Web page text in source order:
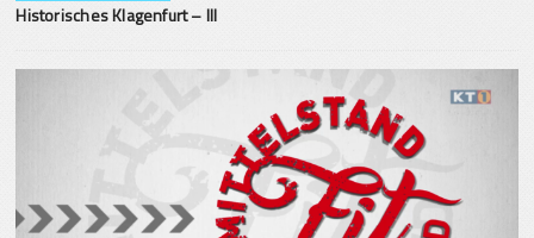
Historisches Klagenfurt – III